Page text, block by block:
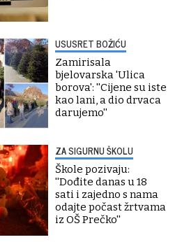
USUSRET BOŽIĆU
Zamirisala
bjelovarska 'Ulica
borova': ''Cijene su iste
kao lani, a dio drvaca
darujemo''
ZA SIGURNU ŠKOLU
Škole pozivaju:
''Dođite danas u 18
sati i zajedno s nama
odajte počast žrtvama
iz OŠ Prečko''